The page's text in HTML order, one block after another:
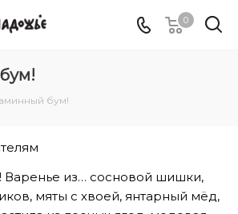
0
бум!
Варенье из… сосновой шишки,
мяты с хвоей, янтарный мёд,